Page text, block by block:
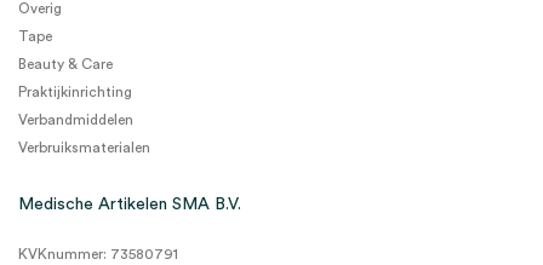
Overig
Tape
Beauty & Care
Praktijkinrichting
Verbandmiddelen
Verbruiksmaterialen
Medische Artikelen SMA B.V.
KVKnummer: 73580791